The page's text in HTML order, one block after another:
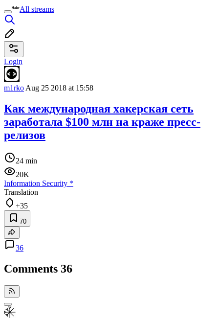
All streams
Login
m1rko Aug 25 2018 at 15:58
Как международная хакерская сеть
заработала $100 млн на краже пресс-
релизов
24 min
20K
Information Security *
Translation
+35
70
36
Comments 36